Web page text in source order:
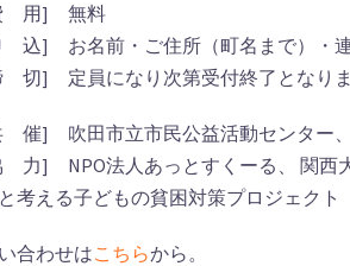
用] 無料
込] お名前・ご住所（町名まで）・連
切] 定員になり次第受付終了となり
催] 吹田市立市民公益活動センター
力] NPO法人あっとすくーる、 関西
考える子どもの貧困対策プロジェクト
合わせはこちらから。